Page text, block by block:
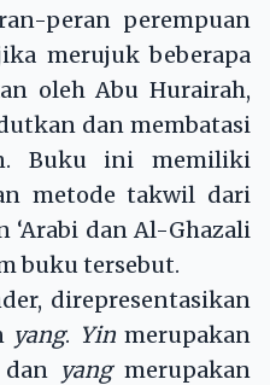
peran perempuan
merujuk beberapa
oleh Abu Hurairah,
dan membatasi
Buku ini memiliki
metode takwil dari
‘Arabi dan Al-Ghazali
buku tersebut.
direpresentasikan
yang. Yinmerupakan
yangmerupakan